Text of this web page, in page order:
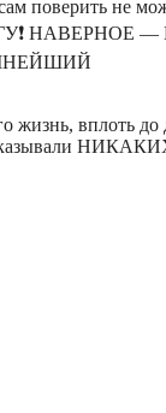
поверить не
НАВЕРНОЕ —
вплоть до